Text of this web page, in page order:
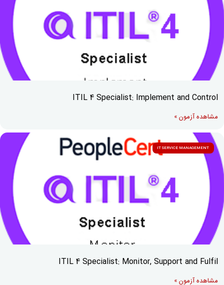
ITIL 4 Specialist: Implement and Control
مشاهده آزمون »
IT SERVICE MANAGEMENT
ITIL 4 Specialist: Monitor, Support and Fulfil
مشاهده آزمون »